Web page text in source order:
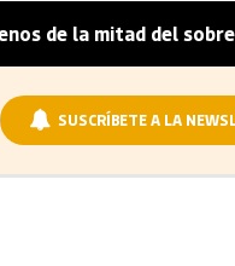
del sobreprecio del
SUSCRÍBETE A LA